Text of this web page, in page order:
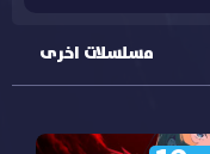
مسلسلات اخرى